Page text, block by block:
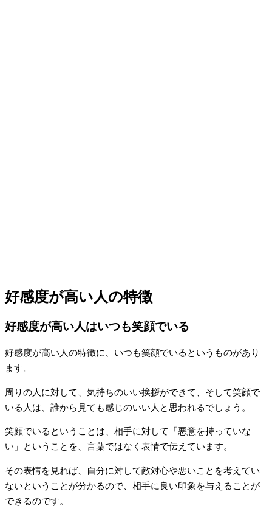
好感度が高い人の特徴
好感度が高い人はいつも笑顔でいる
好感度が高い人の特徴に、いつも笑顔でいるというものがあり
ます。
周りの人に対して、気持ちのいい挨拶ができて、そして笑顔で
いる人は、誰から見ても感じのいい人と思われるでしょう。
笑顔でいるということは、相手に対して「悪意を持っていな
い」ということを、言葉ではなく表情で伝えています。
その表情を見れば、自分に対して敵対心や悪いことを考えてい
ないということが分かるので、相手に良い印象を与えることが
できるのです。